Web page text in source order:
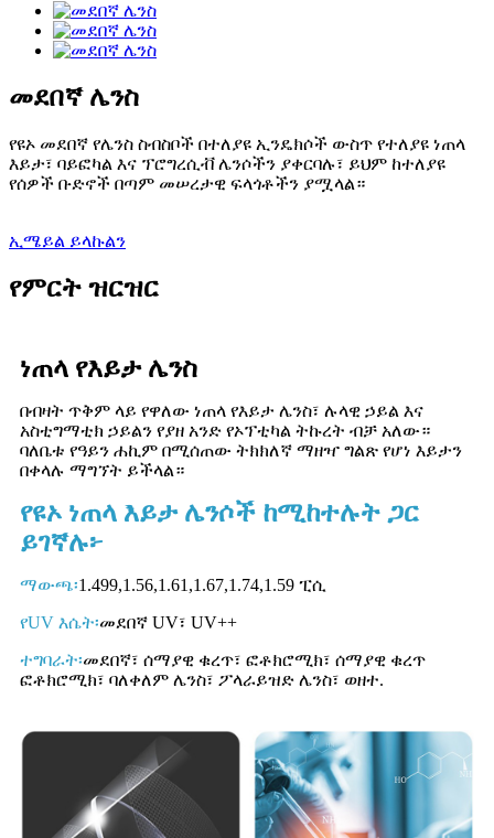
መደበኛ ሌንስ
የዩኦ መደበኛ የሌንስ ስብስቦች በተለያዩ ኢንዴክሶች ውስጥ የተለያዩ ነጠላ
እይታ፣ ባይፎካል እና ፕሮግረሲቭ ሌንሶችን ያቀርባሉ፣ ይህም ከተለያዩ
የሰዎች ቡድኖች በጣም መሠረታዊ ፍላጎቶችን ያሟላል።
ኢሜይል ይላኩልን
የምርት ዝርዝር
ነጠላ የእይታ ሌንስ
በብዛት ጥቅም ላይ የዋለው ነጠላ የእይታ ሌንስ፣ ሉላዊ ኃይል እና
አስቲግማቲክ ኃይልን የያዘ አንድ የኦፕቲካል ትኩረት ብቻ አለው።
ባለቤቱ የዓይን ሐኪም በሚሰጠው ትክክለኛ ማዘዣ ግልጽ የሆነ እይታን
በቀላሉ ማግኘት ይችላል።
የዩኦ ነጠላ እይታ ሌንሶች ከሚከተሉት ጋር
ይገኛሉ፦
ማውጫ፡1.499,1.56,1.61,1.67,1.74,1.59 ፒሲ
የUV እሴት፡መደበኛ UV፣ UV++
ተግባራት፡መደበኛ፣ ሰማያዊ ቁረጥ፣ ፎቶክሮሚክ፣ ሰማያዊ ቁረጥ
ፎቶክሮሚክ፣ ባለቀለም ሌንስ፣ ፖላራይዝድ ሌንስ፣ ወዘተ.